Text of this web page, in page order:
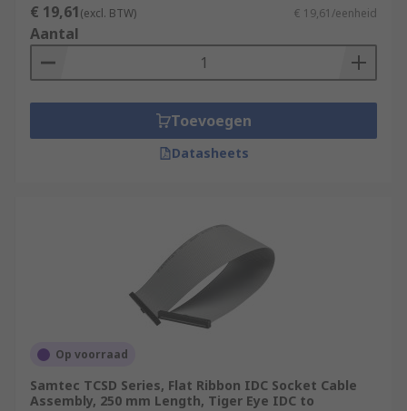
€ 19,61(excl. BTW) € 19,61/eenheid
Aantal
Toevoegen
Datasheets
Op voorraad
Samtec TCSD Series, Flat Ribbon IDC Socket Cable
Assembly, 250 mm Length, Tiger Eye IDC to